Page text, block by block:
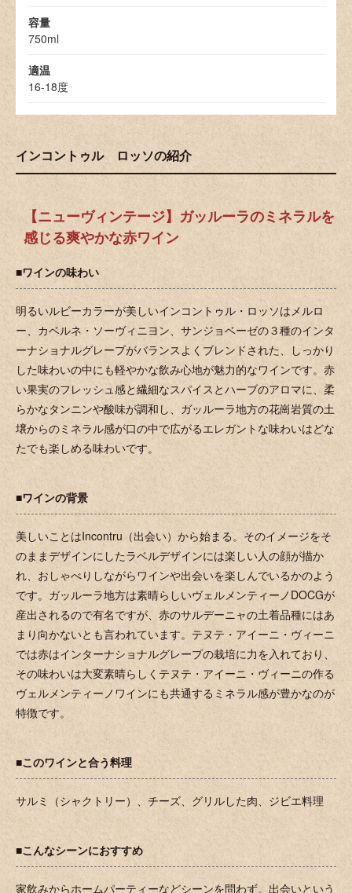
容量
750ml
適温
16-18度
インコントゥル ロッソの紹介
【ニューヴィンテージ】ガッルーラのミネラルを
感じる爽やかな赤ワイン
■ワインの味わい
明るいルビーカラーが美しいインコントゥル・ロッソはメルロ
ー、カベルネ・ソーヴィニヨン、サンジョベーゼの３種のインタ
ーナショナルグレープがバランスよくブレンドされた、しっかり
した味わいの中にも軽やかな飲み心地が魅力的なワインです。赤
い果実のフレッシュ感と繊細なスパイスとハーブのアロマに、柔
らかなタンニンや酸味が調和し、ガッルーラ地方の花崗岩質の土
壌からのミネラル感が口の中で広がるエレガントな味わいはどな
たでも楽しめる味わいです。
■ワインの背景
美しいことはIncontru（出会い）から始まる。そのイメージをそ
のままデザインにしたラベルデザインには楽しい人の顔が描か
れ、おしゃべりしながらワインや出会いを楽しんでいるかのよう
です。ガッルーラ地方は素晴らしいヴェルメンティーノDOCGが
産出されるので有名ですが、赤のサルデーニャの土着品種にはあ
まり向かないとも言われています。テヌテ・アイーニ・ヴィーニ
では赤はインターナショナルグレープの栽培に力を入れており、
その味わいは大変素晴らしくテヌテ・アイーニ・ヴィーニの作る
ヴェルメンティーノワインにも共通するミネラル感が豊かなのが
特徴です。
■このワインと合う料理
サルミ（シャクトリー）、チーズ、グリルした肉、ジビエ料理
■こんなシーンにおすすめ
家飲みからホームパーティーなどシーンを問わず。出会いという